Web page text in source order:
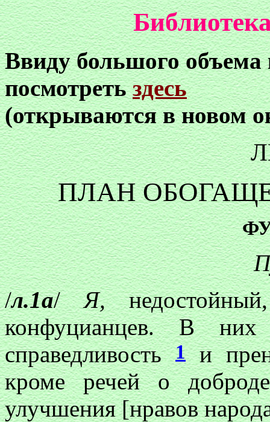
Ввиду большого
посмотреть здесь
(открываются в новом
ПЛАН
/л.1а/Я,
конфуцианцев. В них
справедливость1и
кроме речей о
улучшения [нравов